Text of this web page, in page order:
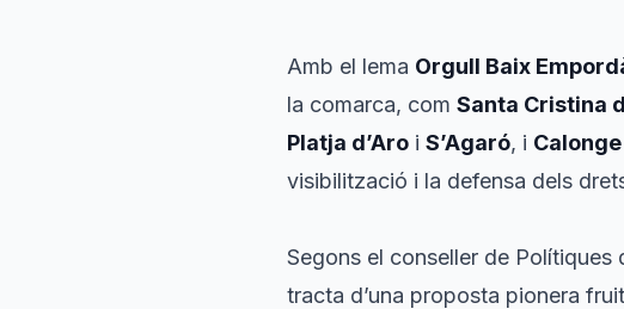
Amb el lema Orgull Baix
la comarca, com Santa Cristina
Platja d’Aro i S’Agaró, i
visibilització i la defensa dels
Segons el conseller de Polítiques
tracta d’una proposta pionera